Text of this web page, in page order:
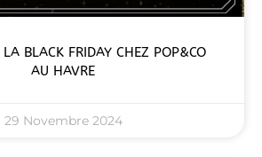
LA BLACK FRIDAY CHEZ POP&CO
AU HAVRE
29 Novembre 2024